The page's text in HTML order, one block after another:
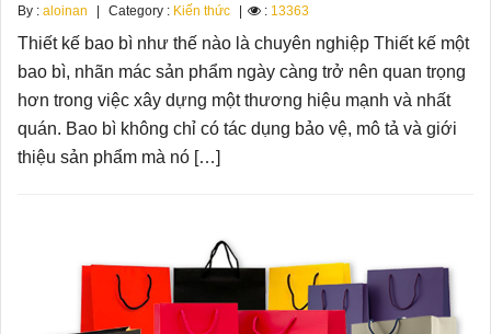
By : aloinan Category : Kiến thức : 13363
Thiết kế bao bì như thế nào là chuyên nghiệp Thiết kế một
bao bì, nhãn mác sản phẩm ngày càng trở nên quan trọng
hơn trong việc xây dựng một thương hiệu mạnh và nhất
quán. Bao bì không chỉ có tác dụng bảo vệ, mô tả và giới
thiệu sản phẩm mà nó […]